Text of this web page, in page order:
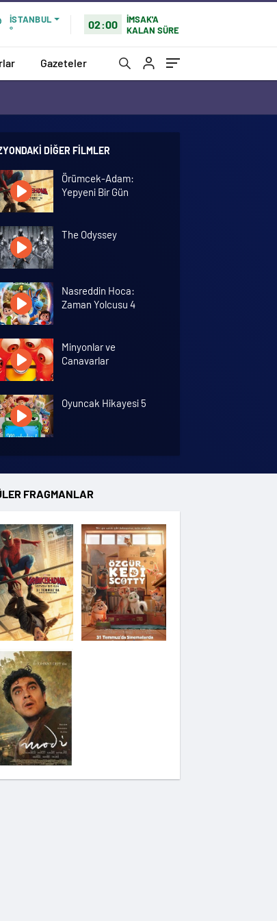
İSTANBUL
°
02:00
İMSAK'A
KALAN SÜRE
Gazeteler
DIĞER FILMLER
Örümcek-Adam:
Yepyeni Bir Gün
The Odyssey
Nasreddin Hoca:
Zaman Yolcusu 4
Minyonlar ve
Canavarlar
Oyuncak Hikayesi 5
Hannas 3
Saplantı
Modi: Deliliğin
Kanadında Üç Gün
Pinokyo: Kanlı Masal
FRAGMANLAR